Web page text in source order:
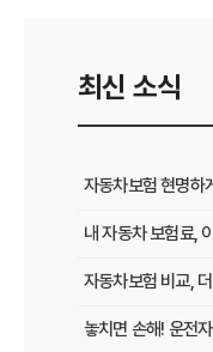
최신 소식
자동차보험 현명하
내 자동차 보험료,
자동차보험 비교,
놓치면 손해! 운전